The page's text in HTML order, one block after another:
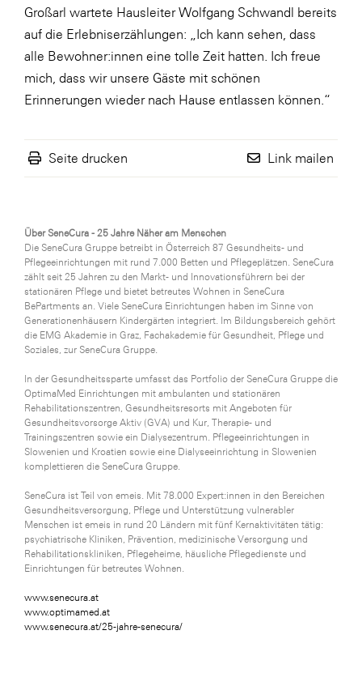
WKS Fachgruppe Finanzdienstleister
WK UBIT
Zühlke
Großarl wartete Hausleiter Wolfgang Schwandl bereits
auf die Erlebniserzählungen: „Ich kann sehen, dass
alle Bewohner:innen eine tolle Zeit hatten. Ich freue
mich, dass wir unsere Gäste mit schönen
Erinnerungen wieder nach Hause entlassen können.“
Seite drucken Link mailen
Über SeneCura - 25 Jahre Näher am Menschen
Die SeneCura Gruppe betreibt in Österreich 87 Gesundheits- und
Pflegeeinrichtungen mit rund 7.000 Betten und Pflegeplätzen. SeneCura
zählt seit 25 Jahren zu den Markt- und Innovationsführern bei der
stationären Pflege und bietet betreutes Wohnen in SeneCura
BePartments an. Viele SeneCura Einrichtungen haben im Sinne von
Generationenhäusern Kindergärten integriert. Im Bildungsbereich gehört
die EMG Akademie in Graz, Fachakademie für Gesundheit, Pflege und
Soziales, zur SeneCura Gruppe.
In der Gesundheitssparte umfasst das Portfolio der SeneCura Gruppe die
OptimaMed Einrichtungen mit ambulanten und stationären
Rehabilitationszentren, Gesundheitsresorts mit Angeboten für
Gesundheitsvorsorge Aktiv (GVA) und Kur, Therapie- und
Trainingszentren sowie ein Dialysezentrum. Pflegeeinrichtungen in
Slowenien und Kroatien sowie eine Dialyseeinrichtung in Slowenien
komplettieren die SeneCura Gruppe.
SeneCura ist Teil von emeis. Mit 78.000 Expert:innen in den Bereichen
Gesundheitsversorgung, Pflege und Unterstützung vulnerabler
Menschen ist emeis in rund 20 Ländern mit fünf Kernaktivitäten tätig:
psychiatrische Kliniken, Prävention, medizinische Versorgung und
Rehabilitationskliniken, Pflegeheime, häusliche Pflegedienste und
Einrichtungen für betreutes Wohnen.
www.senecura.at
www.optimamed.at
www.senecura.at/25-jahre-senecura/